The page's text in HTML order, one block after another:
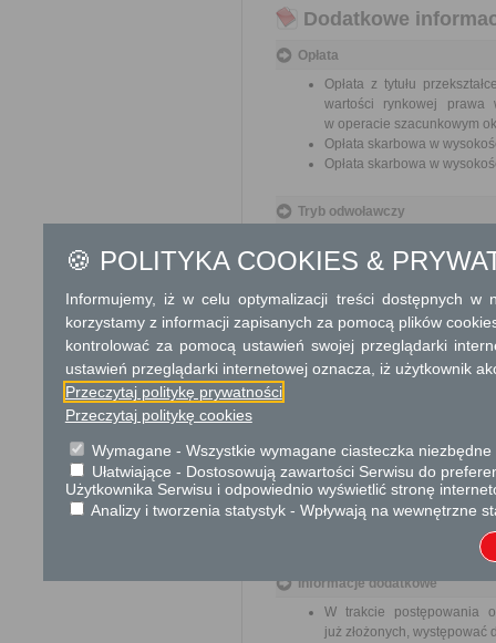
Dodatkowe
Opłata
Opłata z tytułu
wartości rynkowej prawa
w operacie szacunkowym
Opłata skarbowa w
Opłata skarbowa w
Tryb odwoławczy
burmistrza, prezydenta
od decyzji o przekształceniu
wykonującego zadania z
organu I instancji do
spraw.
Przedmiotem wniosku
usprawnienie pracy i
Organ właściwy dla
Informacje dodatkowe
W trakcie postępowania
już złożonych,
🍪 POLITYKA COOKIES &
Informujemy, iż w celu optymalizacji treści dostępnych w
korzystamy z informacji zapisanych za pomocą plików
kontrolować za pomocą ustawień swojej przeglądarki
ustawień przeglądarki internetowej oznacza, iż użytkownik
Przeczytaj politykę prywatności
Przeczytaj politykę cookies
Wymagane - Wszystkie wymagane ciasteczka
Ułatwiające - Dostosowują zawartości Serwisu do
Użytkownika Serwisu i odpowiednio wyświetlić stronę
Analizy i tworzenia statystyk - Wpływają na wewnętrzne